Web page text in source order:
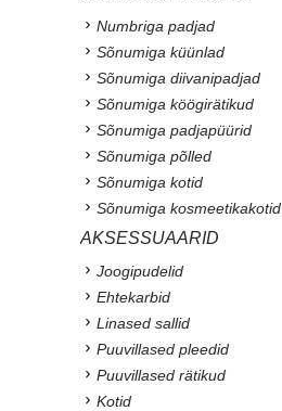
Numbriga padjad
Sõnumiga küünlad
Sõnumiga diivanipadjad
Sõnumiga köögirätikud
Sõnumiga padjapüürid
Sõnumiga põlled
Sõnumiga kotid
Sõnumiga kosmeetikakotid
AKSESSUAARID
Joogipudelid
Ehtekarbid
Linased sallid
Puuvillased pleedid
Puuvillased rätikud
Kotid